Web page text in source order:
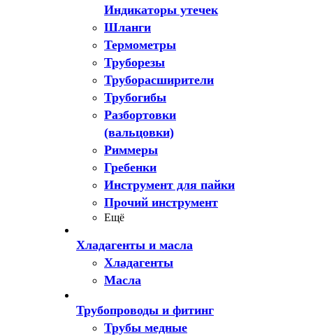
Индикаторы утечек
Шланги
Термометры
Труборезы
Труборасширители
Трубогибы
Разбортовки
(вальцовки)
Риммеры
Гребенки
Инструмент для пайки
Прочий инструмент
Ещё
Хладагенты и масла
Хладагенты
Масла
Трубопроводы и фитинг
Трубы медные